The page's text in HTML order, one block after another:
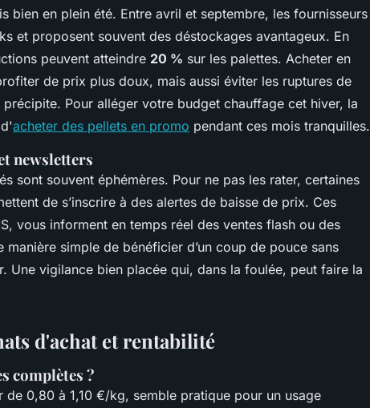
bien en plein été. Entre avril et septembre, les fournisseurs
et proposent souvent des déstockages avantageux. En
peuvent atteindre 20 % sur les palettes. Acheter en
de prix plus doux, mais aussi éviter les ruptures de
Pour alléger votre budget chauffage cet hiver, la
acheter des pellets en promo pendant ces mois tranquilles.
newsletters
sont souvent éphémères. Pour ne pas les rater, certaines
de s’inscrire à des alertes de baisse de prix. Ces
vous informent en temps réel des ventes flash ou des
manière simple de bénéficier d’un coup de pouce sans
Une vigilance bien placée qui, dans la foulée, peut faire la
d'achat et rentabilité
complètes ?
de 0,80 à 1,10 €/kg, semble pratique pour un usage